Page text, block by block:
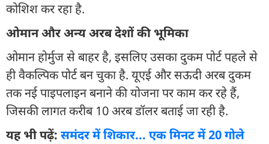
कोशिश कर रहा है.
ओमान और अन्य अरब देशों की भूमिका
ओमान होर्मुज से बाहर है, इसलिए उसका दुकम पोर्ट पहले से
ही वैकल्पिक पोर्ट बन चुका है. यूएई और सऊदी अरब दुकम
तक नई पाइपलाइन बनाने की योजना पर काम कर रहे हैं,
जिसकी लागत करीब 10 अरब डॉलर बताई जा रही है.
यह भी पढ़ें: समंदर में शिकार... एक मिनट में 20 गोले